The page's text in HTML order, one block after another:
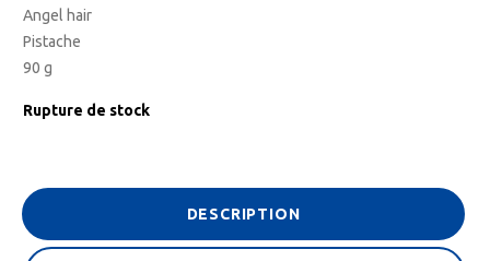
Angel hair
Pistache
90 g
Rupture de stock
DESCRIPTION